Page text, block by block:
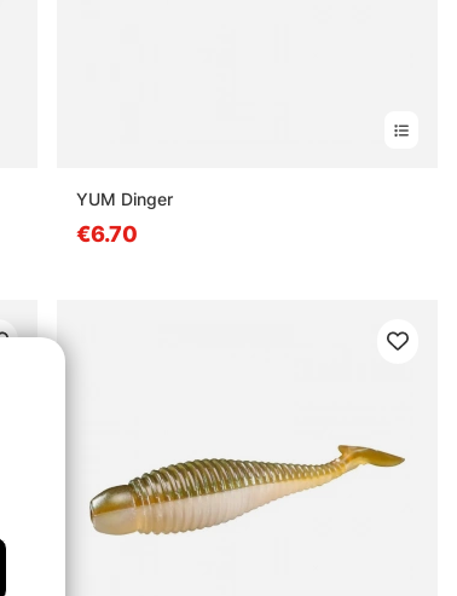
YUM Dinger
€6.70